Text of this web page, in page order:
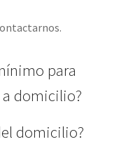
para
domicilio?
domicilio?